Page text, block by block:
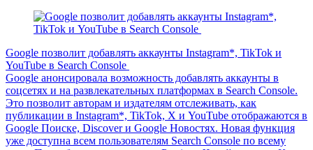
Google позволит добавлять аккаунты Instagram*, TikTok и
YouTube в Search Console
Google анонсировала возможность добавлять аккаунты в
соцсетях и на развлекательных платформах в Search Console.
Это позволит авторам и издателям отслеживать, как
публикации в Instagram*, TikTok, X и YouTube отображаются в
Google Поиске, Discover и Google Новостях. Новая функция
уже доступна всем пользователям Search Console по всему